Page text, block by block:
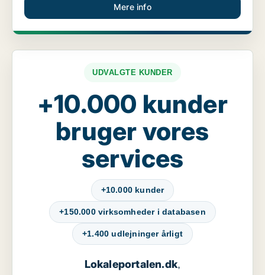
Mere info
UDVALGTE KUNDER
+10.000 kunder
bruger vores
services
+10.000 kunder
+150.000 virksomheder i databasen
+1.400 udlejninger årligt
Lokaleportalen.dk,